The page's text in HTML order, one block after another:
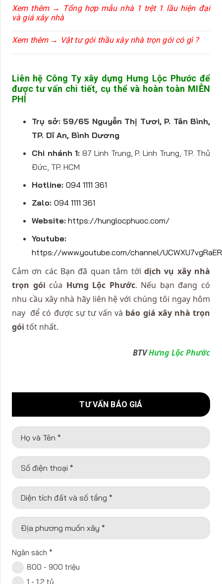
Xem thêm → Tổng hợp mẫu nhà 1 trệt 1 lầu hiện đại
và giá xây nhà
Xem thêm → Vật tư gói thầu xây nhà trọn gói có gì ?
Liên hệ Công Ty xây dựng Hưng Lộc Phước để
được tư vấn chi tiết, cụ thể và hoàn toàn MIỄN
PHÍ
Trụ sở: 59/65 Nguyễn Thị Tươi, P. Tân Bình,
TP. Dĩ An, Bình Dương
Chi nhánh 1: 87 Linh Trung, P. Linh Trung, TP. Thủ
Đức, TP. HCM
Hotline: 094 1111 361
Zalo: 094 1111 361
Website: https://hunglocphuoc.com/
Youtube:
https://www.youtube.com/channel/
Cảm ơn các Bạn đã quan tâm tới dịch vụ xây nhà
trọn gói của Hưng Lộc Phước. Nếu bạn đang có
nhu cầu xây nhà hãy liên hệ với chúng tôi ngay hôm
nay để có được sự tư vấn và báo giá xây nhà trọn
gói tốt nhất.
BTVHưng Lộc Phước
TƯ VẤN BÁO GIÁ
Họ và Tên *
Số điện thoại *
Diện tích đất và số tầng *
Địa phương muốn xây *
Ngân sách *
800 - 900 triệu
1 - 1.2 tỷ